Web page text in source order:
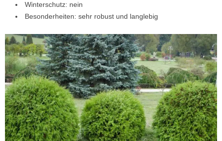
Winterschutz: nein
Besonderheiten: sehr robust und langlebig